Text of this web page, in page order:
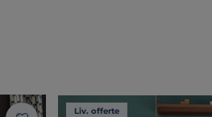
Liv. offerte